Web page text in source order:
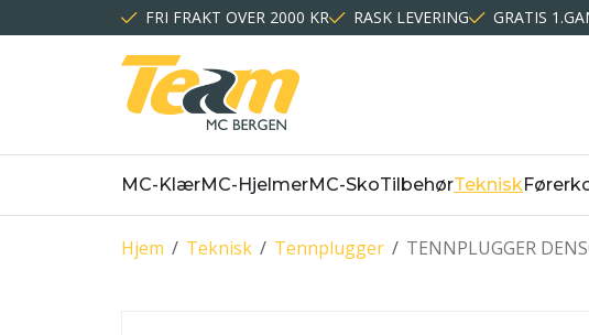
FRI FRAKT OVER 2000 KR RASK LEVERING GRATIS
MC-KlærMC-HjelmerMC-SkoTilbehørTeknisk
/
Hjem /
Teknisk /
Tennplugger TENNPLUGGER